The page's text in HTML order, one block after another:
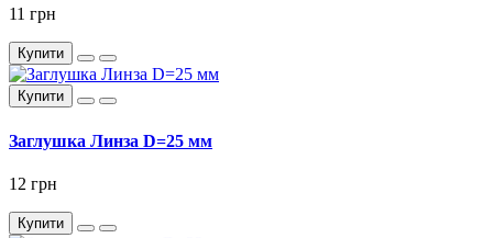
11 грн
Купити
Купити
Заглушка Линза D=25 мм
12 грн
Купити